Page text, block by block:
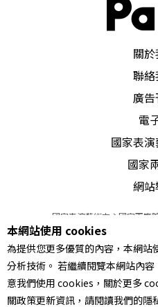
關
聯
廣
電
國家表
國家
網
國家表演藝術中心國家兩廳
© 2022Performing arts
統一編號 Tax Id
本站所提供相關演出資訊，如
服務條款｜隱私
本網站使用 cookies
為提供您更多優質的內容，本網站
分析技術。 若繼續閱覽本網站內容
意我們使用 cookies，關於更多
關政策更新資訊，請閱讀我們的隱